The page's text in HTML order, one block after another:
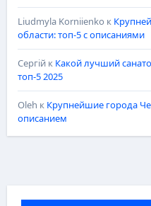
Liudmyla Korniienko к
области: топ-5 с описаниями
Сергійк Какой лучший
топ-5 2025
Oleh к Крупнейшие города
описанием